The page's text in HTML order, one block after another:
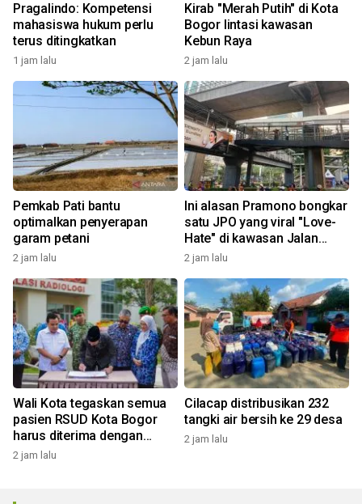
Pragalindo: Kompetensi
mahasiswa hukum perlu
terus ditingkatkan
1 jam lalu
Kirab "Merah Putih" di Kota
Bogor lintasi kawasan
Kebun Raya
2 jam lalu
Pemkab Pati bantu
optimalkan penyerapan
garam petani
2 jam lalu
Ini alasan Pramono bongkar
satu JPO yang viral "Love-
Hate" di kawasan Jalan
Rasuna Said
2 jam lalu
Wali Kota tegaskan semua
pasien RSUD Kota Bogor
harus diterima dengan
profesional
2 jam lalu
Cilacap distribusikan 232
tangki air bersih ke 29 desa
2 jam lalu